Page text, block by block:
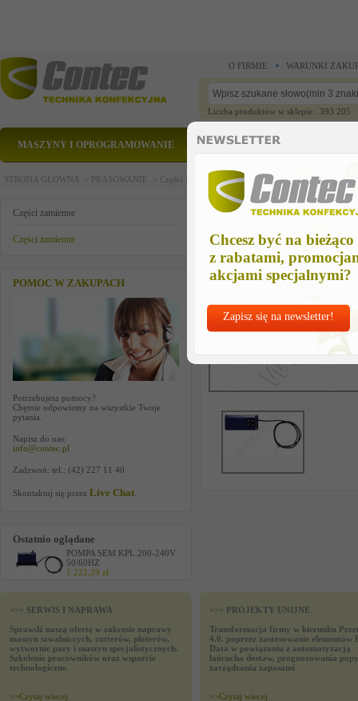
Chcesz być na bieżąco
z rabatami,
akcjami specjalnymi?
Zapisz się na newsletter!
O FIRMIE WARUNKI
Liczba produktów w sklepie: 393 205
MASZYNY I OPROGRAMOWANIE CZĘŚCI ZAMIENNE
STRONA GŁÓWNA > PRASOWANIE > Części zamienne >Części zamienne > POMPA
Części zamienne
Części zamienne
POMOC W ZAKUPACH
Potrzebujesz pomocy?
Chętnie odpowiemy na wszystkie Twoje
pytania.
Napisz do nas:
info@contec.pl
Zadzwoń: tel.: (42) 227 11 40
Skontaktuj się przez Live Chat
Ostatnio oglądane
POMPA SEM KPL.200-240V
50/60HZ
1 222,29 zł
POMPA SEM KPL.200-240V
>>> SERWIS I NAPRAWA
Sprawdź naszą ofertę w zakresie naprawy
maszyn szwalniczych, cutterów, ploterów,
wytwornic pary i maszyn specjalistycznych.
Szkolenie pracowników oraz wsparcie
technologiczne.
>>Czytaj wiecej
>>> PROJEKTY UNIJNE
Transformacja firmy w kierunku
4.0. poprzez zastosowanie elementów
Data w powiązaniu z automatyzacją
łańcucha dostaw, prognozowania
zarządzania zapasami
>>Czytaj wiecej